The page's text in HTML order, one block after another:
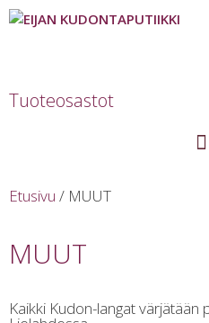
Tuoteosastot
Etusivu / MUUT
MUUT
Kaikki Kudon-langat